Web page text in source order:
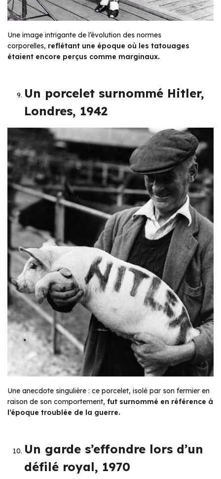
Une image intrigante de l’évolution des normes
corporelles, reflétant une époque où les tatouages
étaient encore perçus comme marginaux.
Un porcelet surnommé Hitler,
Londres, 1942
Une anecdote singulière : ce porcelet, isolé par son fermier en
raison de son comportement, fut surnommé en référence à
l’époque troublée de la guerre.
Un garde s’effondre lors d’un
défilé royal, 1970